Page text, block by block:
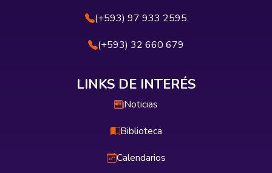
(+593) 97 933 2595
(+593) 32 660 679
LINKS DE INTERÉS
Noticias
Biblioteca
Calendarios